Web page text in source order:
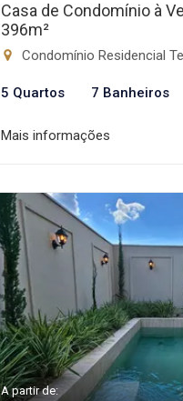
Casa de Condomínio à
396m²
Condomínio Residencial
5 Quartos 7 Banheiros
Mais informações
A partir de: